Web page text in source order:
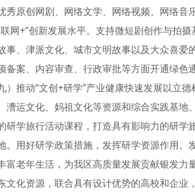
原创网剧、网络文学、网络视频、网络音
网+”创新发展水平。支持微短剧创作与拍
事、津派文化、城市文明故事以及大众喜爱
备案、内容审查、行政审批等方面开通绿色
推动“文创+研学”产业健康快速发展以立
运文化、妈祖文化等资源和综合实践基地
研学旅行活动课程，打造具有影响力的研学
。用好研学政策措施，发挥研学资源作用。
富老年生活，为我区高质量发展贡献银发力
化资源，联合具有设计优势的高校和企业